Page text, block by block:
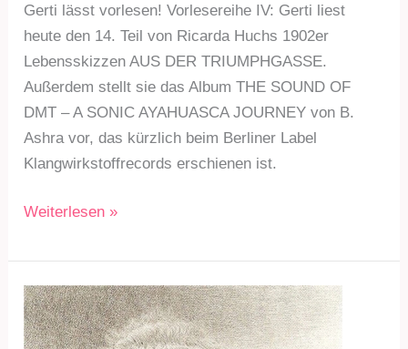
Gerti lässt vorlesen! Vorlesereihe IV: Gerti liest
heute den 14. Teil von Ricarda Huchs 1902er
Lebensskizzen AUS DER TRIUMPHGASSE.
Außerdem stellt sie das Album THE SOUND OF
DMT – A SONIC AYAHUASCA JOURNEY von B.
Ashra vor, das kürzlich beim Berliner Label
Klangwirkstoffrecords erschienen ist.
RMC6
225
am
18.
Jan.
Weiterlesen »